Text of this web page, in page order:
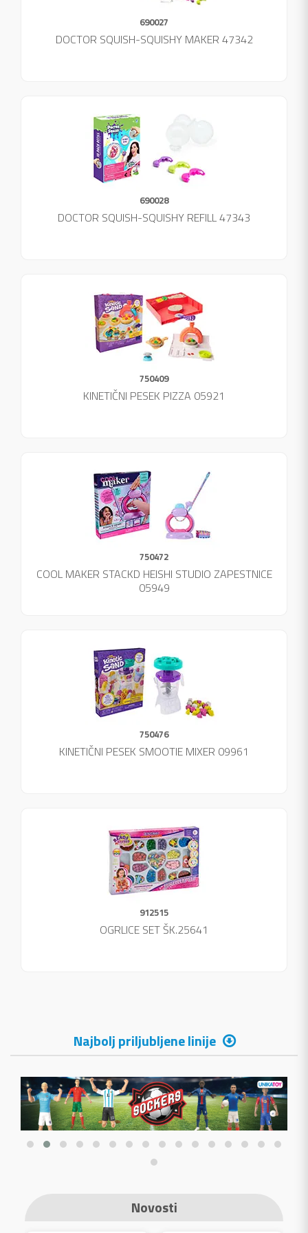
690027
DOCTOR SQUISH-SQUISHY MAKER 47342
690028
DOCTOR SQUISH-SQUISHY REFILL 47343
750409
KINETIČNI PESEK PIZZA 05921
750472
COOL MAKER STACKD HEISHI STUDIO ZAPESTNICE
05949
750476
KINETIČNI PESEK SMOOTIE MIXER 09961
912515
OGRLICE SET ŠK.25641
Najbolj priljubljene linije
Novosti